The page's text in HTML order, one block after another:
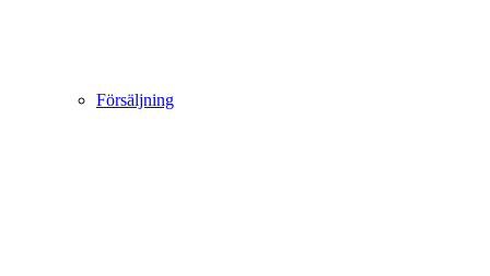
Försäljning